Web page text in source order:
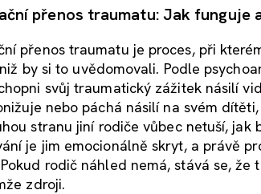
přenos traumatu: Jak funguje
přenos traumatu je proces, při
by si to uvědomovali. Podle
svůj traumatický zážitek násilí
nebo páchá násilí na svém
stranu jiní rodiče vůbec netuší,
je jim emocionálně skryt, a právě
rodič náhled nemá, stává se,
zdroji.